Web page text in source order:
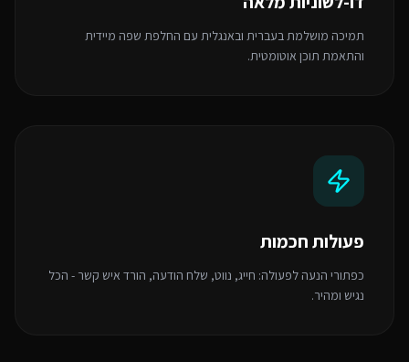
תמיכה מושלמת בעברית ובאנגלית עם החלפת שפה מיידית
והתאמת תוכן אוטומטית.
פעולות חכמות
כפתורי הנעה לפעולה: חייג, נווט, שלח הודעה, הורד איש קשר - הכל
נגיש ומהיר.